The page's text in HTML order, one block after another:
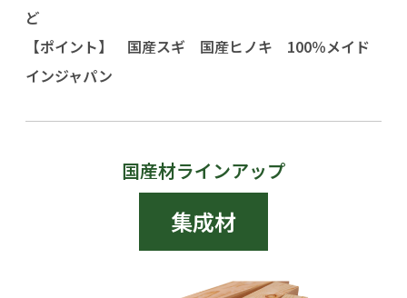
ど
【ポイント】 国産スギ 国産ヒノキ 100％メイド
インジャパン
国産材ラインアップ
集成材